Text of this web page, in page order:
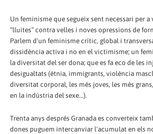
Un feminisme que segueix sent necessari per
“lluites” contra velles i noves opressions de
Parlem d'un feminisme crític, global i
dissidència activa i no en el victimisme; un
la diversitat del ser dona; que es fa eco de les
desigualtats (ètnia, immigrants, violència
diversitat corporal, les més joves, les més
en la indústria del sexe...).
Trenta anys després Granada es converteix
dones puguem intercanviar l'acumulat en els